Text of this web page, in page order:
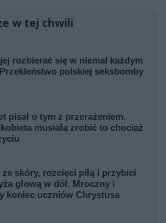
w tej chwili
rozbierać się w niemal każdym
polskiej seksbomby
pisał o tym z przerażeniem.
musiała zrobić to chociaż
ze skóry, rozcięci piłą i przybici
głową w dół. Mroczny i
koniec uczniów Chrystusa